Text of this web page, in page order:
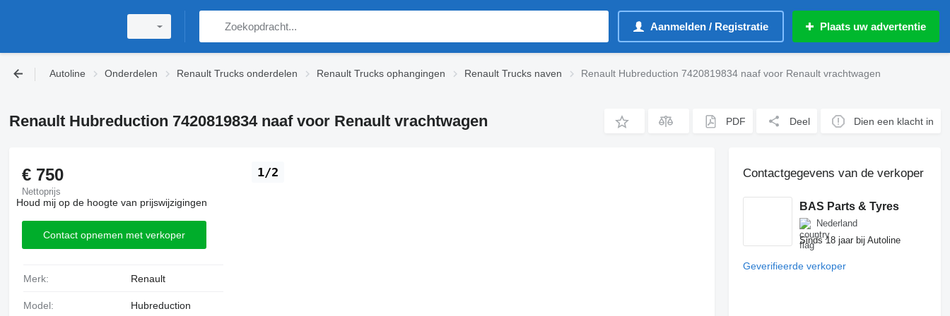
Aanmelden / Registratie Plaats uw advertentie
Autoline Onderdelen Renault Trucks onderdelen Renault Trucks ophangingen Renault Trucks naven Renault Hubreduction 7420819834 naaf voor Renault vrachtwagen
Renault Hubreduction 7420819834 naaf voor Renault vrachtwagen PDF Deel Dien een klacht in
1/2
€ 750
Nettoprijs
Houd mij op de hoogte van prijswijzigingen
Contact opnemen met verkoper
Merk: Renault
Model: Hubreduction
Contactgegevens van de verkoper
BAS Parts & Tyres
Nederland
Sinds 18 jaar bij Autoline
Geverifieerde verkoper